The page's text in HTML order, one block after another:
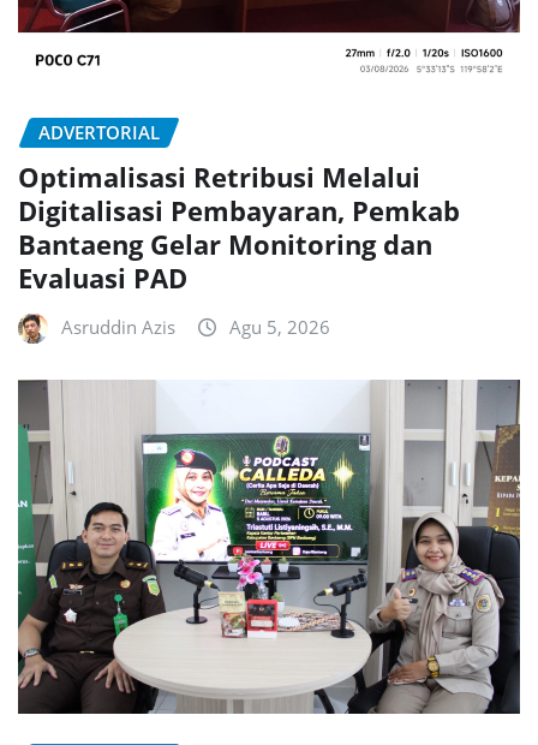
ADVERTORIAL
Optimalisasi Retribusi Melalui
Digitalisasi Pembayaran, Pemkab
Bantaeng Gelar Monitoring dan
Evaluasi PAD
Asruddin Azis Agu 5, 2026